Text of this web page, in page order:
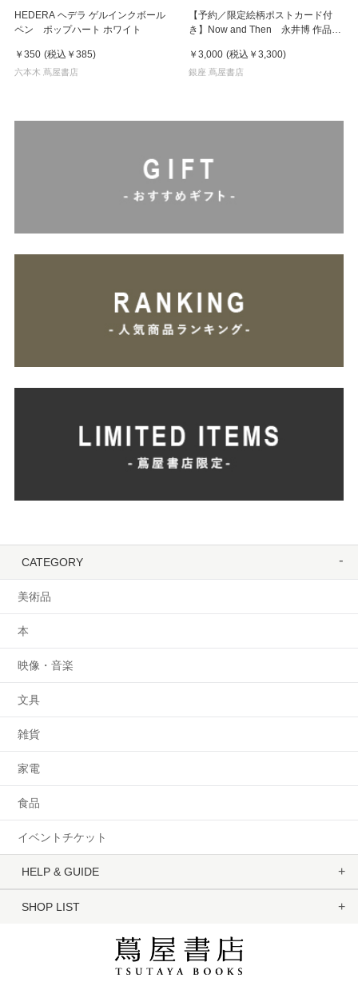
HEDERA ヘデラ ゲルインクボール
ペン ポップハート ホワイト
￥350 (税込 ￥385)
六本木 蔦屋書店
【予約／限定絵柄ポストカード付
き】Now and Then 永井博 作品
￥3,000 (税込 ￥3,300)
銀座 蔦屋書店
CATEGORY
美術品
本
映像・音楽
文具
雑貨
家電
食品
イベントチケット
HELP & GUIDE
SHOP LIST